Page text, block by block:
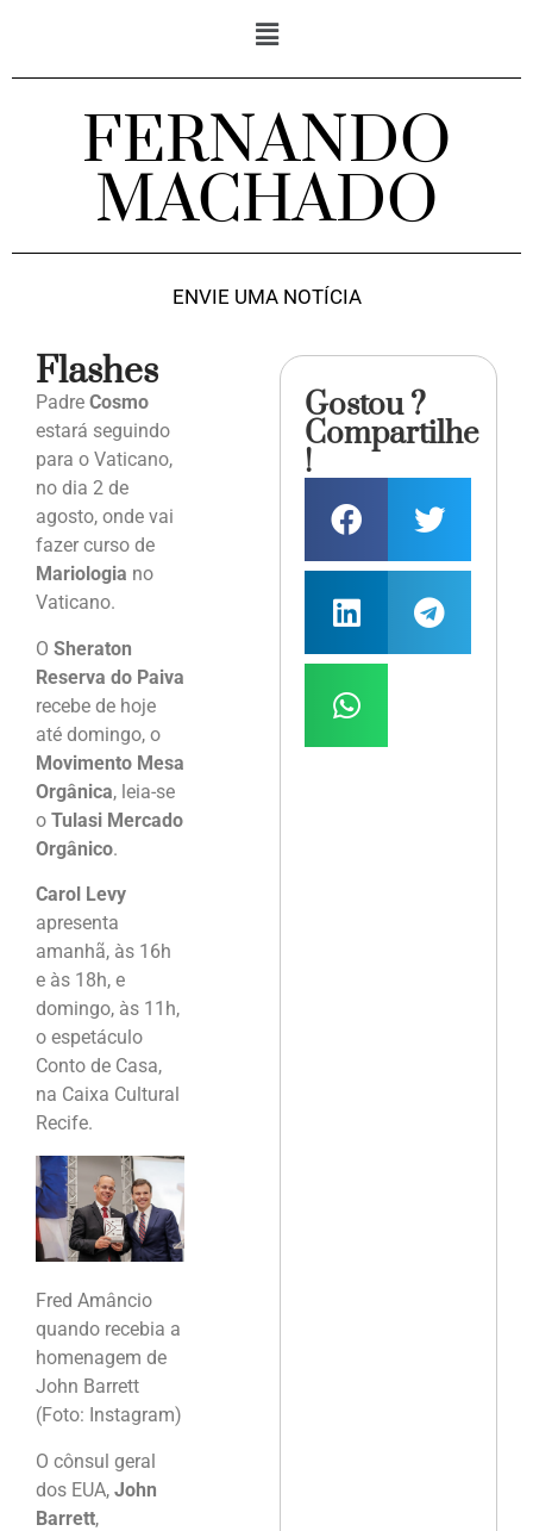
FERNANDO
MACHADO
ENVIE UMA NOTÍCIA
Flashes
Padre Cosmo
estará seguindo
para o Vaticano,
no dia 2 de
agosto, onde vai
fazer curso de
Mariologia no
Vaticano.
O Sheraton
Reserva do Paiva
recebe de hoje
até domingo, o
Movimento Mesa
Orgânica, leia-se
o Tulasi Mercado
Orgânico.
Carol Levy
apresenta
amanhã, às 16h
e às 18h, e
domingo, às 11h,
o espetáculo
Conto de Casa,
na Caixa Cultural
Recife.
Fred Amâncio
quando recebia a
homenagem de
John Barrett
(Foto: Instagram)
O cônsul geral
dos EUA, John
Barrett,
Gostou ?
Compartilhe
!